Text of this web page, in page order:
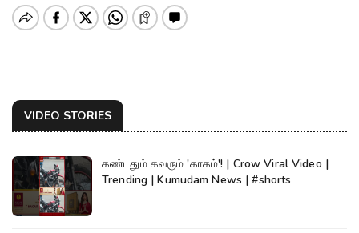
VIDEO STORIES
கண்டதும் கவரும் 'காகம்'! | Crow Viral Video |
Trending | Kumudam News | #shorts